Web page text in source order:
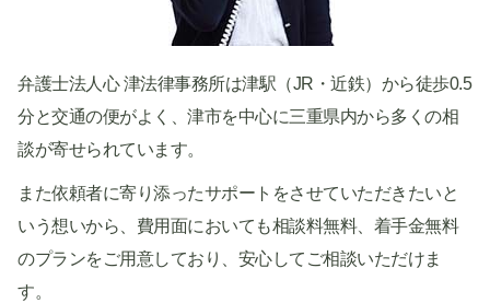
弁護士法人心 津法律事務所は津駅（JR・近鉄）から徒歩0.5
分と交通の便がよく、津市を中心に三重県内から多くの相
談が寄せられています。
また依頼者に寄り添ったサポートをさせていただきたいと
いう想いから、費用面においても相談料無料、着手金無料
のプランをご用意しており、安心してご相談いただけま
す。